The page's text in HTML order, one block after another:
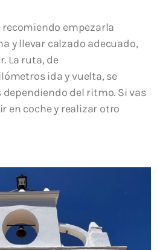
recomiendo empezarla
y llevar calzado adecuado,
La ruta, de
ida y vuelta, se
del ritmo. Si vas
en coche y realizar otro